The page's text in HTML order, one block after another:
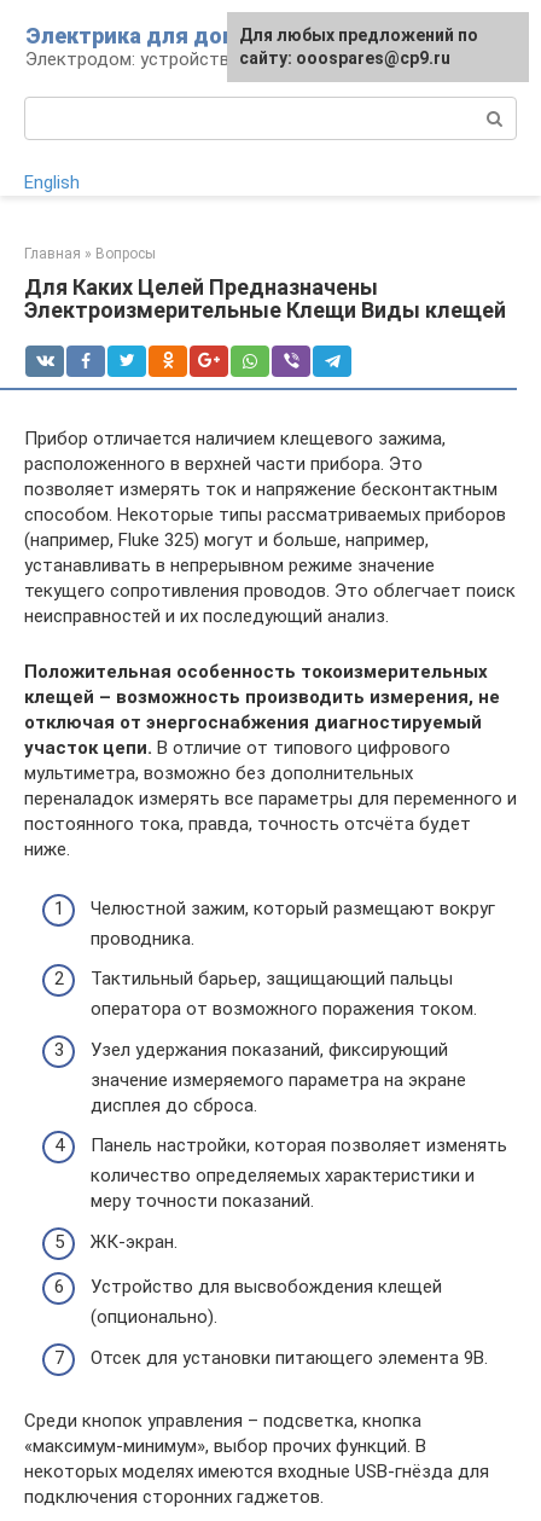
контенту
Электрика для дома
Электродом: устройства, кабели, ремонт
English
Главная » Вопросы
Для Каких Целей Предназначены
Электроизмерительные Клещи Виды клещей
Прибор отличается наличием клещевого зажима,
расположенного в верхней части прибора. Это
позволяет измерять ток и напряжение бесконтактным
способом. Некоторые типы рассматриваемых приборов
(например, Fluke 325) могут и больше, например,
устанавливать в непрерывном режиме значение
текущего сопротивления проводов. Это облегчает поиск
неисправностей и их последующий анализ.
Положительная особенность токоизмерительных
клещей – возможность производить измерения, не
отключая от энергоснабжения диагностируемый
участок цепи. В отличие от типового цифрового
мультиметра, возможно без дополнительных
переналадок измерять все параметры для переменного и
постоянного тока, правда, точность отсчёта будет
ниже.
Челюстной зажим, который размещают вокруг
проводника.
Тактильный барьер, защищающий пальцы
оператора от возможного поражения током.
Узел удержания показаний, фиксирующий
значение измеряемого параметра на экране
дисплея до сброса.
Панель настройки, которая позволяет изменять
количество определяемых характеристики и
меру точности показаний.
ЖК-экран.
Устройство для высвобождения клещей
(опционально).
Отсек для установки питающего элемента 9В.
Среди кнопок управления – подсветка, кнопка
«максимум-минимум», выбор прочих функций. В
некоторых моделях имеются входные USB-гнёзда для
подключения сторонних гаджетов.
Для любых предложений по
сайту: ooospares@cp9.ru